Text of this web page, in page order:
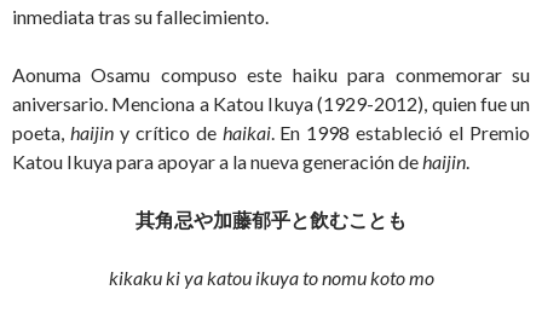
inmediata tras su fallecimiento.
Aonuma Osamu compuso este haiku para conmemorar su
aniversario. Menciona a Katou Ikuya (1929-2012), quien fue un
poeta, haijiny crítico de haikai. En 1998 estableció el Premio
Katou Ikuya para apoyar a la nueva generación dehaijin.
其角忌や加藤郁乎と飲むことも
kikaku ki ya katou ikuya to nomu koto mo